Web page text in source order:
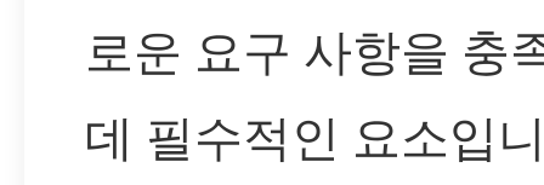
로운 요구 사항을 충
데 필수적인 요소입